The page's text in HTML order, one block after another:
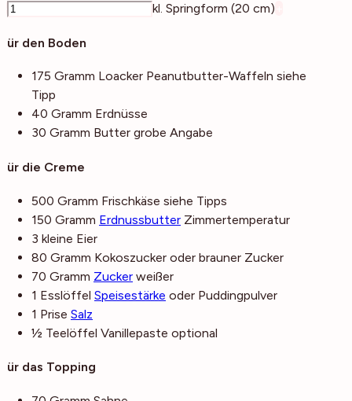
kl. Springform (20 cm)
Für den Boden
175 Gramm Loacker Peanutbutter-Waffeln siehe
Tipp
40 Gramm Erdnüsse
30 Gramm Butter grobe Angabe
Für die Creme
500 Gramm Frischkäse siehe Tipps
150 Gramm Erdnussbutter Zimmertemperatur
3 kleine Eier
80 Gramm Kokoszucker oder brauner Zucker
70 Gramm Zucker weißer
1 Esslöffel Speisestärke oder Puddingpulver
1 Prise Salz
½ Teelöffel Vanillepaste optional
Für das Topping